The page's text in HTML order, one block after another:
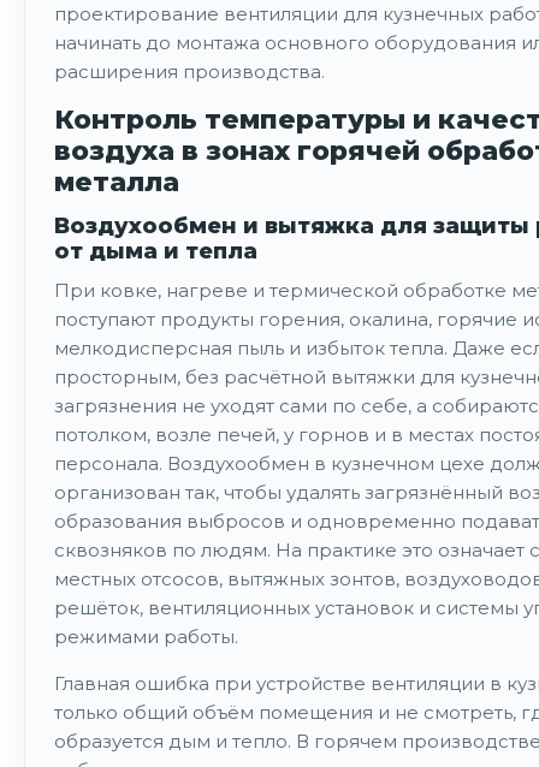
проектирование вентиляции для кузнечных
начинать до монтажа основного оборудования
расширения производства.
Контроль температуры и
воздуха в зонах горячей
металла
Воздухообмен и вытяжка для защиты
от дыма и тепла
При ковке, нагреве и термической обработке
поступают продукты горения, окалина, горячие
мелкодисперсная пыль и избыток тепла. Даже
просторным, без расчётной вытяжки для
загрязнения не уходят сами по себе, а
потолком, возле печей, у горнов и в местах
персонала. Воздухообмен в кузнечном цехе
организован так, чтобы удалять загрязнённый
образования выбросов и одновременно
сквозняков по людям. На практике это означает
местных отсосов, вытяжных зонтов,
решёток, вентиляционных установок и системы
режимами работы.
Главная ошибка при устройстве вентиляции в
только общий объём помещения и не смотреть,
образуется дым и тепло. В горячем